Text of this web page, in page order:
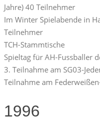
Jahre) 40 Teilnehmer
Im Winter Spielabende in
Teilnehmer
TCH-Stammtische
Spieltag für AH-Fussballer
3. Teilnahme am SG03-
Teilnahme am
1996